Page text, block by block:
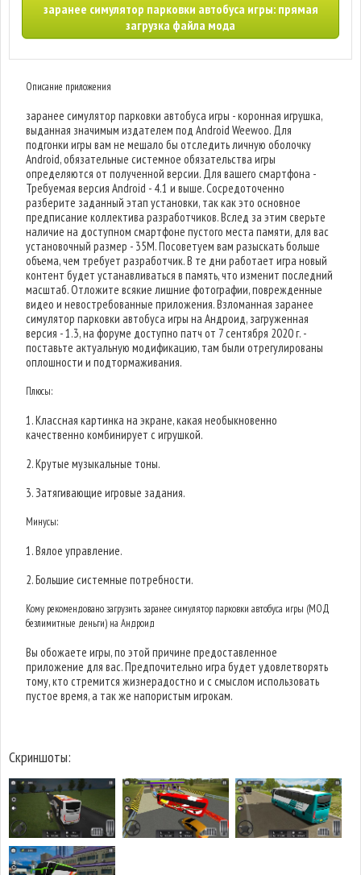
заранее симулятор парковки автобуса игры: прямая
загрузка файла мода
Описание приложения
заранее симулятор парковки автобуса игры - коронная игрушка,
выданная значимым издателем под Android Weewoo. Для
подгонки игры вам не мешало бы отследить личную оболочку
Android, обязательные системное обязательства игры
определяются от полученной версии. Для вашего смартфона -
Требуемая версия Android - 4.1 и выше. Сосредоточенно
разберите заданный этап установки, так как это основное
предписание коллектива разработчиков. Вслед за этим сверьте
наличие на доступном смартфоне пустого места памяти, для вас
установочный размер - 35M. Посоветуем вам разыскать больше
объема, чем требует разработчик. В те дни работает игра новый
контент будет устанавливаться в память, что изменит последний
масштаб. Отложите всякие лишние фотографии, поврежденные
видео и невостребованные приложения. Взломанная заранее
симулятор парковки автобуса игры на Андроид, загруженная
версия - 1.3, на форуме доступно патч от 7 сентября 2020 г. -
поставьте актуальную модификацию, там были отрегулированы
оплошности и подтормаживания.
Плюсы:
1. Классная картинка на экране, какая необыкновенно
качественно комбинирует с игрушкой.
2. Крутые музыкальные тоны.
3. Затягивающие игровые задания.
Минусы:
1. Вялое управление.
2. Большие системные потребности.
Кому рекомендовано загрузить заранее симулятор парковки автобуса игры (МОД
безлимитные деньги) на Андроид
Вы обожаете игры, по этой причине предоставленное
приложение для вас. Предпочительно игра будет удовлетворять
тому, кто стремится жизнерадостно и с смыслом использовать
пустое время, а так же напористым игрокам.
Скриншоты: